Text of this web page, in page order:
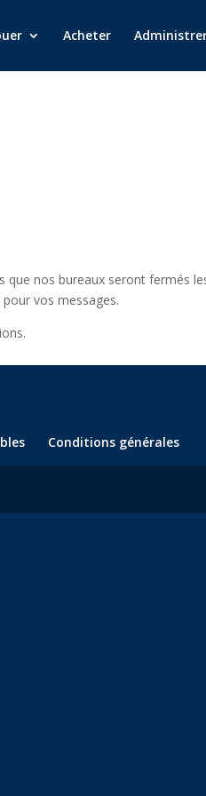
Acheter
nos bureaux seront fermés
vos messages.
Conditions générales